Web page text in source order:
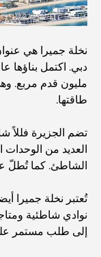
أفضل
الخيارات
أشياء يمكنك
إفطار
المقاهي في
نخلة جميرا هي
مليون قدم مربع.
طاقتها.
تضم الجزيرة فللاً
العديد من الوحدات
الشاطئ. كما تُطلّ
تُعتبر نخلة جميرا
نوادي شاطئية
إلى طلب مستمر